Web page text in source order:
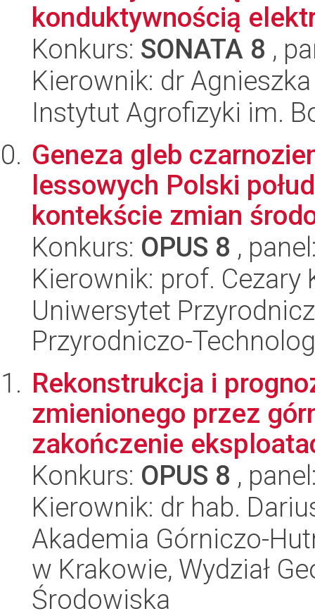
konduktywnością
Konkurs: SONATA 8 ,
Kierownik: dr
Instytut Agrofizyki im.
Geneza gleb
lessowych Polski
kontekście zmian
Konkurs: OPUS 8 ,
Kierownik: prof. Cezary
Uniwersytet
Przyrodniczo-
Rekonstrukcja i
zmienionego przez
zakończenie
Konkurs: OPUS 8 ,
Kierownik: dr hab.
Akademia Górniczo-
w Krakowie, Wydział
Środowiska